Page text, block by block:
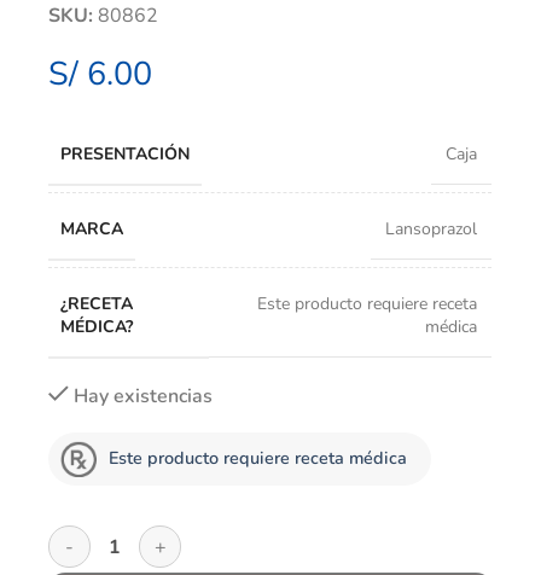
SKU: 80862
S/ 6.00
PRESENTACIÓN Caja
MARCA Lansoprazol
¿RECETA
MÉDICA?
Este producto requiere receta
médica
Hay existencias
Este producto requiere receta médica